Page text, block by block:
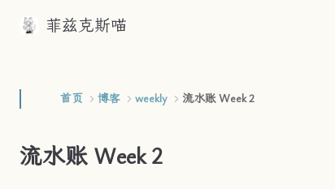
Skip to content
菲兹克斯喵
首页 博客 weekly 流水账 Week 2
流水账 Week 2